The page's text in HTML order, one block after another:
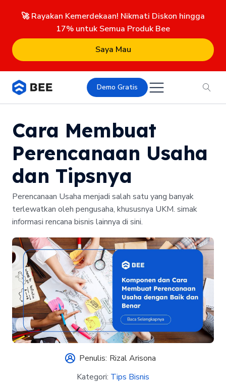
🚀 Rayakan Kemerdekaan! Nikmati Diskon hingga
17% untuk Semua Produk Bee
Saya Mau
Demo Gratis
Cara Membuat
Perencanaan Usaha
dan Tipsnya
Perencanaan Usaha menjadi salah satu yang banyak
terlewatkan oleh pengusaha, khususnya UKM. simak
informasi rencana bisnis lainnya di sini.
Penulis: Rizal Arisona
Kategori: Tips Bisnis